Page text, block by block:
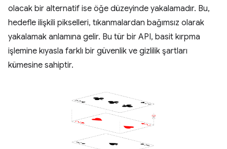
olacak bir alternatif ise öğe düzeyinde yakalamadır. Bu,
hedefle ilişkili pikselleri, tıkanmalardan bağımsız olarak
yakalamak anlamına gelir. Bu tür bir API, basit kırpma
işlemine kıyasla farklı bir güvenlik ve gizlilik şartları
kümesine sahiptir.